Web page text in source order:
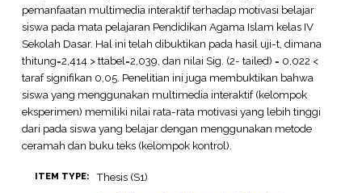
pemanfaatan multimedia interaktif terhadap motivasi belajar
siswa pada mata pelajaran Pendidikan Agama Islam kelas IV
Sekolah Dasar. Hal ini telah dibuktikan pada hasil uji-t, dimana
thitung=2,414 > ttabel=2,039, dan nilai Sig. (2- tailed) = 0,022 <
taraf signifikan 0,05. Penelitian ini juga membuktikan bahwa
siswa yang menggunakan multimedia interaktif (kelompok
eksperimen) memiliki nilai rata-rata motivasi yang lebih tinggi
dari pada siswa yang belajar dengan menggunakan metode
ceramah dan buku teks (kelompok kontrol).
ITEM TYPE: Thesis (S1)